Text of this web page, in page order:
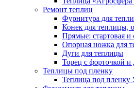
Ремонт теплиц
Фурнитура для
Конек для теплицы,
Прямые: стартовая
Опорная ножка для
Дуги для теплицы
Торец с форточкой
Теплицы под пленку
Теплица под